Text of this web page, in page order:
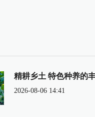
精耕乡土 特色种养的
2026-08-06 14:41